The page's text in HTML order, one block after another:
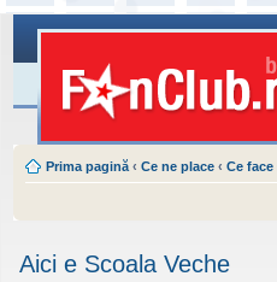
Prima pagină ‹ Ce ne place ‹ Ce
Aici e Scoala Veche